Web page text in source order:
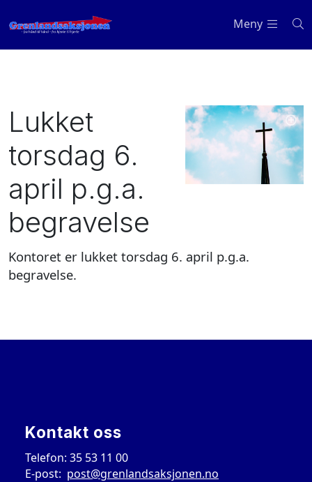
Meny
Lukket
torsdag 6.
april p.g.a.
begravelse
Kontoret er lukket torsdag 6. april p.g.a.
begravelse.
Kontakt oss
Telefon: 35 53 11 00
E-post: post@grenlandsaksjonen.no